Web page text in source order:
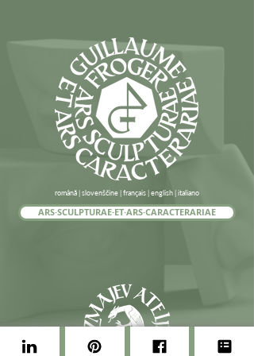
română | slovenščine | français | english | italiano
ARS·SCULPTURAE·ET·ARS·CARACTERARIAE